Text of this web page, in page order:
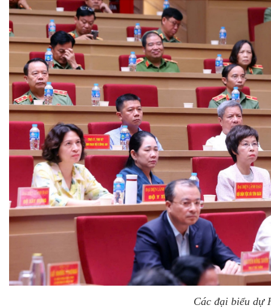
Các đại biểu dự